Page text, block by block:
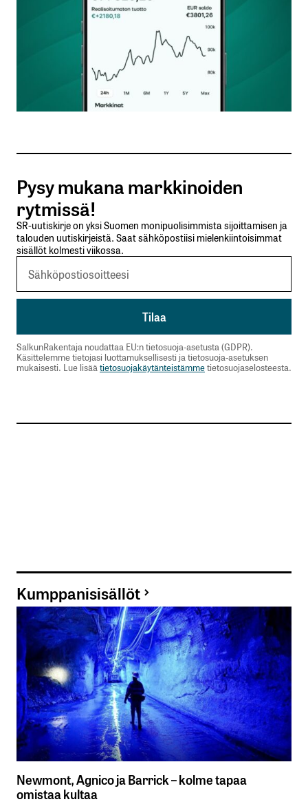
Nimesi tai nimimerkkisi
Sähköpostiosoitteesi
Tilaa SalkunRakentajan uutiskirje
Lähetä kommentti
Pysy mukana markkinoiden
rytmissä!
SR-uutiskirje on yksi Suomen monipuolisimmista sijoittamisen ja
talouden uutiskirjeistä. Saat sähköpostiisi mielenkiintoisimmat
sisällöt kolmesti viikossa.
SalkunRakentaja noudattaa EU:n tietosuoja-asetusta (GDPR).
Käsittelemme tietojasi luottamuksellisesti ja tietosuoja-asetuksen
mukaisesti. Lue lisää tietosuojakäytänteistämmetietosuojaselosteesta.
Kumppanisisällöt
Newmont, Agnico ja Barrick – kolme tapaa
omistaa kultaa